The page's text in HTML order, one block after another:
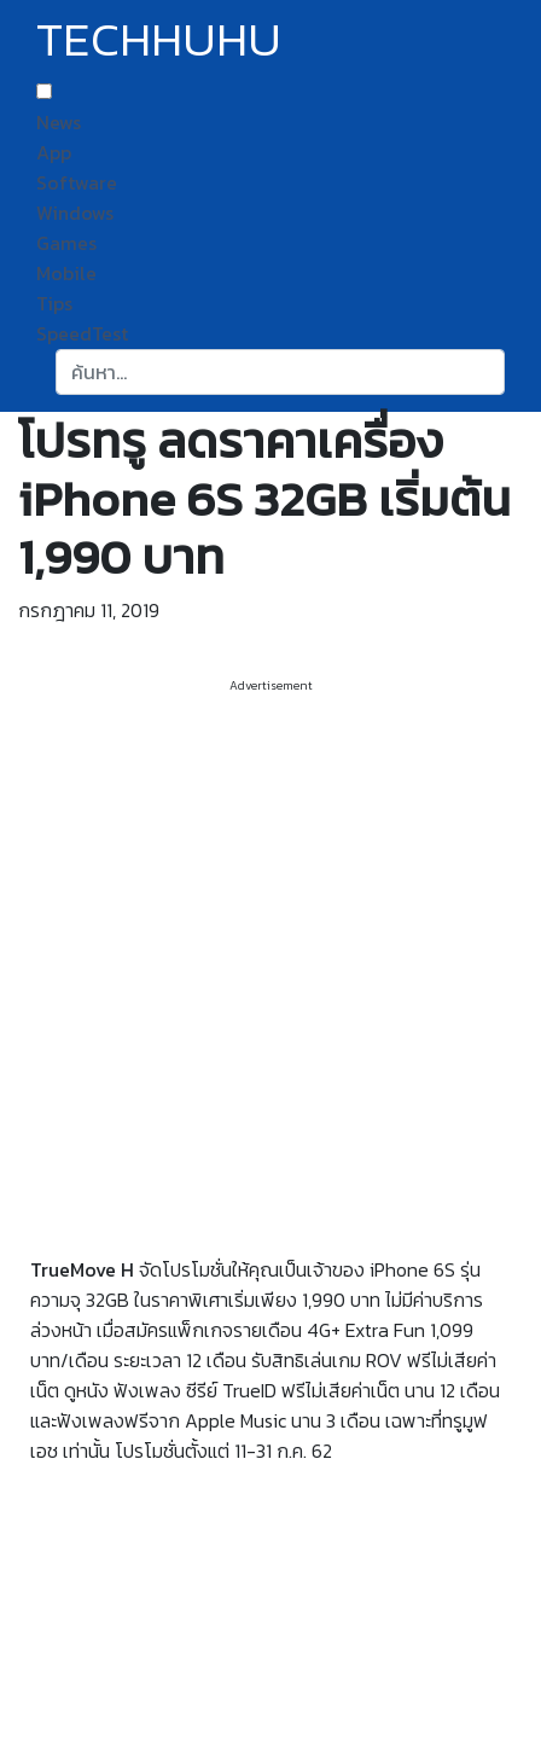
TECHHUHU
News
App
Software
Windows
Games
Mobile
Tips
SpeedTest
ค้นหา:
โปรทรู ลดราคาเครื่อง
iPhone 6S 32GB เริ่มต้น
1,990 บาท
กรกฎาคม 11, 2019
Advertisement
TrueMove H จัดโปรโมชั่นให้คุณเป็นเจ้าของ iPhone 6S รุ่น
ความจุ 32GB ในราคาพิเศาเริ่มเพียง 1,990 บาท ไม่มีค่าบริการ
ล่วงหน้า เมื่อสมัครแพ็กเกจรายเดือน 4G+ Extra Fun 1,099
บาท/เดือน ระยะเวลา 12 เดือน รับสิทธิเล่นเกม ROV ฟรีไม่เสียค่า
เน็ต ดูหนัง ฟังเพลง ซีรีย์ TrueID ฟรีไม่เสียค่าเน็ต นาน 12 เดือน
และฟังเพลงฟรีจาก Apple Music นาน 3 เดือน เฉพาะที่ทรูมูฟ
เอช เท่านั้น โปรโมชั่นตั้งแต่ 11-31 ก.ค. 62